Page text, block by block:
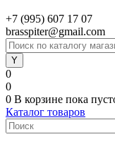
+7 (995) 607 17 07
brasspiter@gmail.com
0
0
0 В корзине пока
Каталог товаров